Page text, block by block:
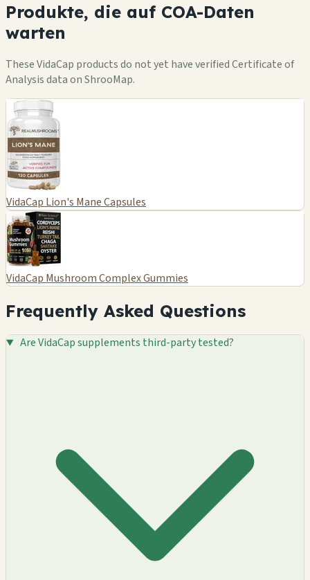
Produkte, die auf COA-Daten
warten
These VidaCap products do not yet have verified Certificate of
Analysis data on ShrooMap.
VidaCap Lion's Mane Capsules
VidaCap Mushroom Complex Gummies
Frequently Asked Questions
Are VidaCap supplements third-party tested?